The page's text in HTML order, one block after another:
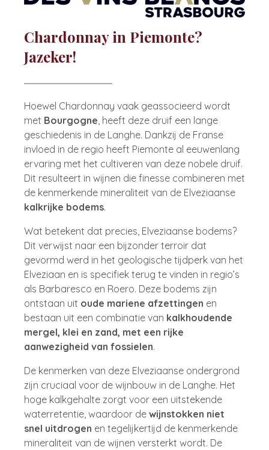
Chardonnay in Piemonte?
Jazeker!
Hoewel Chardonnay vaak geassocieerd wordt
met Bourgogne, heeft deze druif een lange
geschiedenis in de Langhe. Dankzij de Franse
invloed in de regio heeft Piemonte al eeuwenlang
ervaring met het cultiveren van deze nobele druif.
Dit resulteert in wijnen die finesse combineren met
de kenmerkende mineraliteit van de Elveziaanse
kalkrijke bodems.
Wat betekent dat precies, Elveziaanse bodems?
Dit verwijst naar een bijzonder terroir dat
gevormd werd in het geologische tijdperk van het
Elveziaan en is specifiek terug te vinden in regio’s
als Barbaresco en Roero. Deze bodems zijn
ontstaan uit oude mariene afzettingen en
bestaan uit een combinatie van kalkhoudende
mergel, klei en zand, met een rijke
aanwezigheid van fossielen.
De kenmerken van deze Elveziaanse ondergrond
zijn cruciaal voor de wijnbouw in de Langhe. Het
hoge kalkgehalte zorgt voor een uitstekende
waterretentie, waardoor de wijnstokken niet
snel uitdrogen en tegelijkertijd de kenmerkende
mineraliteit van de wijnen versterkt wordt. De